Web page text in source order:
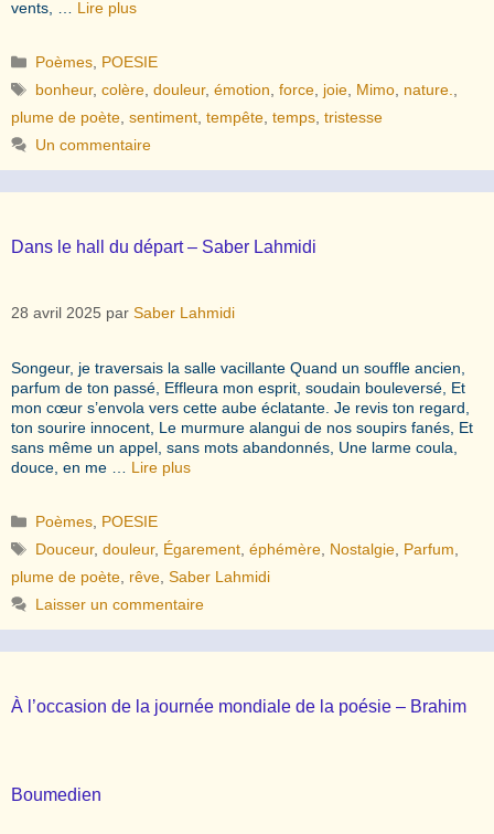
vents, … Lire plus
Catégories
Poèmes POESIE
Étiquettes
bonheur,colère ,douleur,émotion ,force joie Mimo nature.
plume de poète sentiment tempête temps tristesse
Un commentaire
Dans le hall du départ – Saber Lahmidi
28 avril 2025 par Saber Lahmidi
Songeur, je traversais la salle vacillante Quand un souffle ancien,
parfum de ton passé, Effleura mon esprit, soudain bouleversé, Et
mon cœur s’envola vers cette aube éclatante. Je revis ton regard,
ton sourire innocent, Le murmure alangui de nos soupirs fanés, Et
sans même un appel, sans mots abandonnés, Une larme coula,
douce, en me … Lire plus
Catégories
Poèmes POESIE
Étiquettes
Douceur,douleur, Égarement ,éphémère Nostalgie Parfum
plume de poète rêve Saber Lahmidi
Laisser un commentaire
À l’occasion de la journée mondiale de la poésie – Brahim
Boumedien